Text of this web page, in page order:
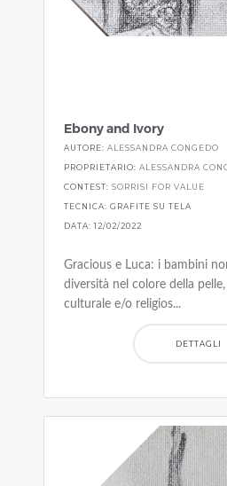
Ebony and Ivory
AUTORE:ALESSANDRA CONGEDO
PROPRIETARIO:ALESSANDRA
CONTEST:SORRISI FOR VALUE
TECNICA: GRAFITE SU TELA
DATA: 12/02/2022
Gracious e Luca: i bambini
diversità nel colore della
culturale e/o religios...
DETTAGLI